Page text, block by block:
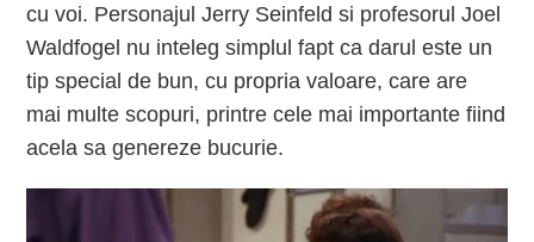
cu voi. Personajul Jerry Seinfeld si profesorul Joel
Waldfogel nu inteleg simplul fapt ca darul este un
tip special de bun, cu propria valoare, care are
mai multe scopuri, printre cele mai importante fiind
acela sa genereze bucurie.